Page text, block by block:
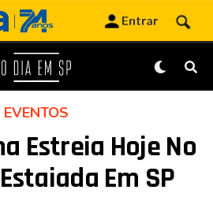
EVENTOS
Estreia Hoje No
Em SP